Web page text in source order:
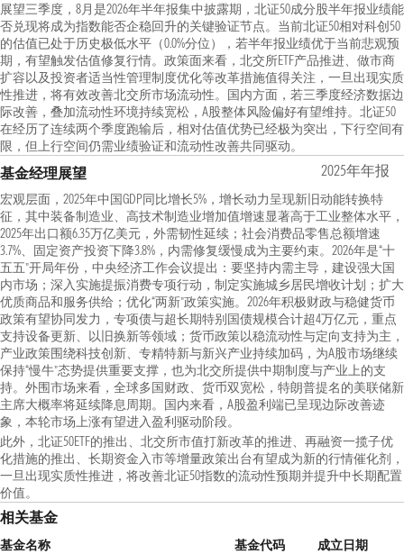
展望三季度，8月是2026年半年报集中披露期，北证50成分股半年报业绩能
否兑现将成为指数能否企稳回升的关键验证节点。当前北证50相对科创50
的估值已处于历史极低水平（0.0%分位），若半年报业绩优于当前悲观预
期，有望触发估值修复行情。政策面来看，北交所ETF产品推进、做市商
扩容以及投资者适当性管理制度优化等改革措施值得关注，一旦出现实质
性推进，将有效改善北交所市场流动性。国内方面，若三季度经济数据边
际改善，叠加流动性环境持续宽松，A股整体风险偏好有望维持。北证50
在经历了连续两个季度跑输后，相对估值优势已经极为突出，下行空间有
限，但上行空间仍需业绩验证和流动性改善共同驱动。
基金经理展望 2025年年报
宏观层面，2025年中国GDP同比增长5%，增长动力呈现新旧动能转换特
征，其中装备制造业、高技术制造业增加值增速显著高于工业整体水平，
2025年出口额6.35万亿美元，外需韧性延续；社会消费品零售总额增速
3.7%、固定资产投资下降3.8%，内需修复缓慢成为主要约束。2026年是“十
五五”开局年份，中央经济工作会议提出：要坚持内需主导，建设强大国
内市场；深入实施提振消费专项行动，制定实施城乡居民增收计划；扩大
优质商品和服务供给；优化“两新”政策实施。2026年积极财政与稳健货币
政策有望协同发力，专项债与超长期特别国债规模合计超4万亿元，重点
支持设备更新、以旧换新等领域；货币政策以稳流动性与定向支持为主，
产业政策围绕科技创新、专精特新与新兴产业持续加码，为A股市场继续
保持“慢牛”态势提供重要支撑，也为北交所提供中期制度与产业上的支
持。外围市场来看，全球多国财政、货币双宽松，特朗普提名的美联储新
主席大概率将延续降息周期。国内来看，A股盈利端已呈现边际改善迹
象，本轮市场上涨有望进入盈利驱动阶段。
此外，北证50ETF的推出、北交所市值打新改革的推进、再融资一揽子优
化措施的推出、长期资金入市等增量政策出台有望成为新的行情催化剂，
一旦出现实质性推进，将改善北证50指数的流动性预期并提升中长期配置
价值。
相关基金
基金名称 基金代码
成立日期